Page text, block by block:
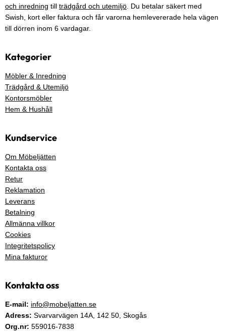
och inredning till trädgård och utemiljö . Du betalar säkert med
Swish, kort eller faktura och får varorna hemlevererade hela vägen
till dörren inom 6 vardagar.
Kategorier
Möbler & Inredning
Trädgård & Utemiljö
Kontorsmöbler
Hem & Hushåll
Kundservice
Om Möbeljätten
Kontakta oss
Retur
Reklamation
Leverans
Betalning
Allmänna villkor
Cookies
Integritetspolicy
Mina fakturor
Kontakta oss
E-mail: info@mobeljatten.se
Adress: Svarvarvägen 14A, 142 50 , Skogås
Org.nr: 559016-7838